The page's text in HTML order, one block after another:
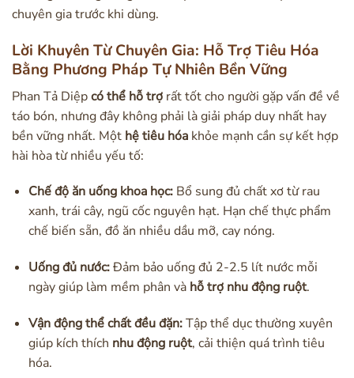
chuyên gia trước khi dùng.
Lời Khuyên Từ Chuyên Gia: Hỗ Trợ Tiêu Hóa
Bằng Phương Pháp Tự Nhiên Bền Vững
Phan Tả Diệpcó thể hỗ trợ rất tốt cho người gặp vấn đề về
táo bón, nhưng đây không phải là giải pháp duy nhất hay
bền vững nhất. Một hệ tiêu hóa khỏe mạnh cần sự kết hợp
hài hòa từ nhiều yếu tố:
Chế độ ăn uống khoa học:Bổ sung đủ chất xơ từ rau
xanh, trái cây, ngũ cốc nguyên hạt. Hạn chế thực phẩm
chế biến sẵn, đồ ăn nhiều dầu mỡ, cay nóng.
Uống đủ nước:Đảm bảo uống đủ 2-2.5 lít nước mỗi
ngày giúp làm mềm phân và hỗ trợ nhu động ruột.
Vận động thể chất đều đặn:Tập thể dục thường xuyên
giúp kích thích nhu động ruột, cải thiện quá trình tiêu
hóa.